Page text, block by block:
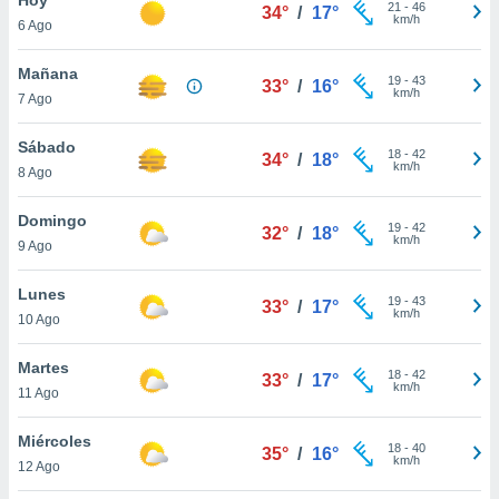
en
más
nuestra
de
cookies
aceptar
6 Ago
34° / 17° 21 - 46
km/h
Mañana
7 Ago
33° / 16° 19- 43
km/h
Sábado
8 Ago
34° / 18° 18- 42
km/h
Domingo
9 Ago
32° / 18° 19- 42
km/h
Lunes
10 Ago
33° / 17° 19- 43
km/h
Martes
11 Ago
33° / 17° 18- 42
km/h
Miércoles
12 Ago
35° / 16° 18- 40
km/h